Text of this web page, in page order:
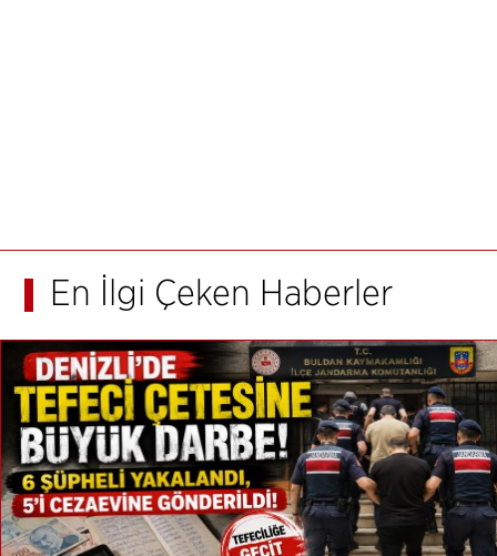
En İlgi Çeken Haberler